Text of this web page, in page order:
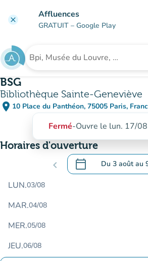
clear Affluences
GRATUIT – Google Play
Rechercher un établissement
BSG
Bibliothèque Sainte-Geneviève
place 10 Place du Panthéon, 75005 Paris,
(ouvrir dans Google
(nouvel onglet)
Fermé-Ouvre le lun. 17/
Horaires d'ouverture
chevron_left calendar_today Du 3 aoûtau
.Ouvrir le
LUN.03/08
MAR.04/08
MER.05/08
JEU.06/08